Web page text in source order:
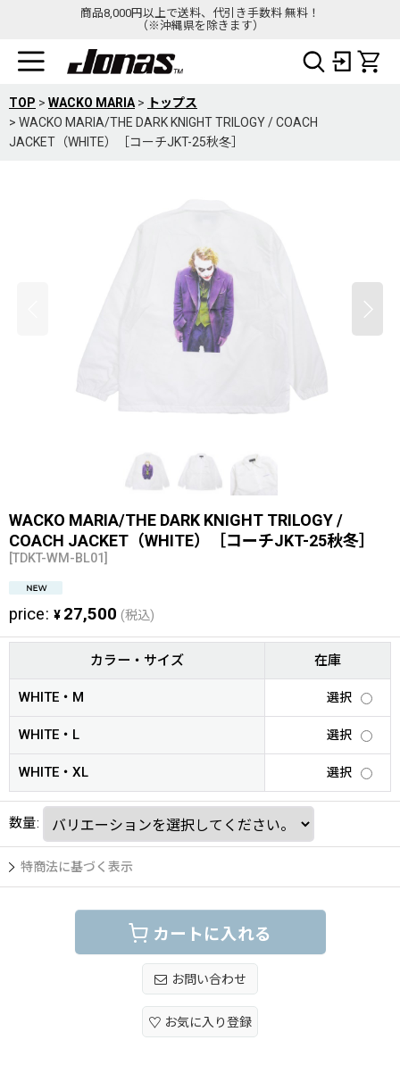
商品8,000円以上で送料、代引き手数料 無料！
（※沖縄県を除きます）
TOP > WACKO MARIA >
トップス
> WACKO MARIA/THE DARK KNIGHT TRILOGY / COACH
JACKET（WHITE）［コーチJKT-25秋冬］
WACKO MARIA/THE DARK KNIGHT TRILOGY /
COACH JACKET（WHITE）［コーチJKT-25秋冬］
[TDKT-WM-BL01]
price: ¥ 27,500 (税込)
カラー・サイズ 在庫
WHITE・M 選択
WHITE・L 選択
WHITE・XL 選択
数量:
特商法に基づく表示
カートに入れる
お問い合わせ
お気に入り登録